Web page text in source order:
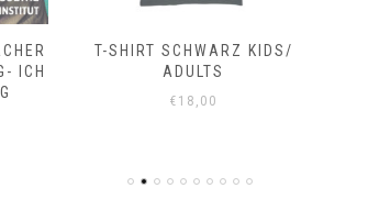
ICH
T-SHIRT SCHWARZ KIDS/
ADULTS
€ 18,00